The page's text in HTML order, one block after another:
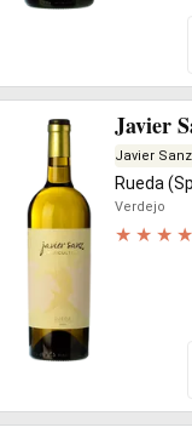
Javier
Javier
Rueda
Verdejo